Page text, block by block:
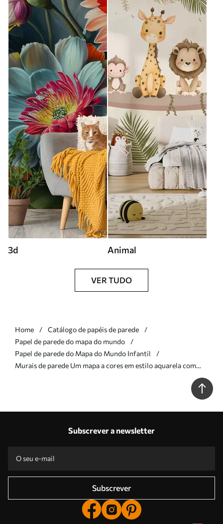
3d Animal
VER TUDO
Home
Catálogo de papéis de parede
Papel de parede do mapa do mundo
Papel de parede do Mapa do Mundo Infantil
Murais de parede Um mapa a cores em estilo aquarela com
Subscrever a newsletter
Subscrever